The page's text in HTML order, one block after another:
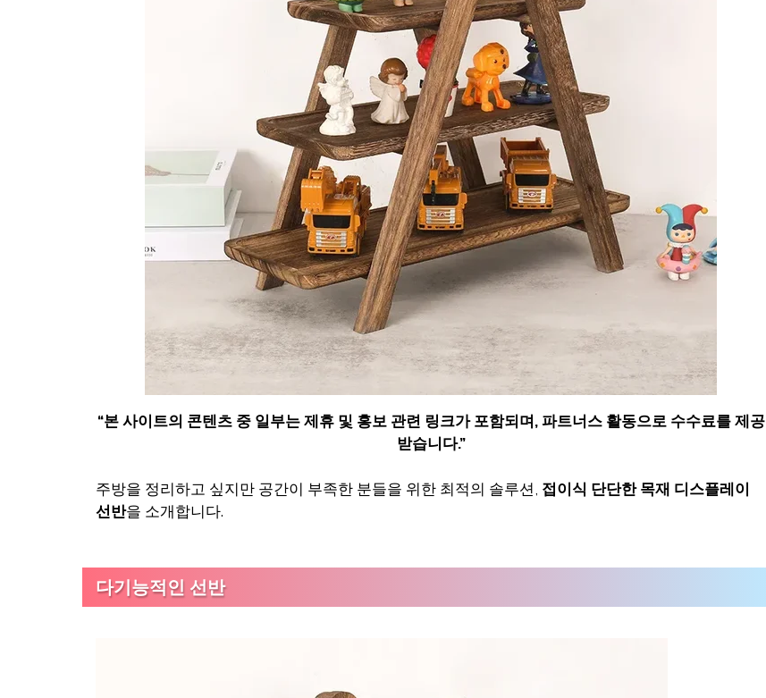
“본 사이트의 콘텐츠 중 일부는 제휴 및 홍보 관련 링크가 포함되며 , 파트너스 활동으로 수수료를 제공
받습니다.”
주방을 정리하고 싶지만 공간이 부족한 분들을 위한 최적의 솔루션, 접이식 단단한 목재 디스플레이
선반을 소개합니다.
다기능적인 선반